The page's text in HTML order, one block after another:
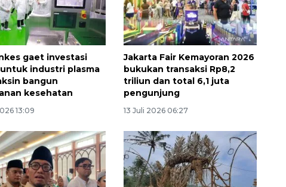
gaet investasi
industri plasma
bangun
kesehatan
13:09
Jakarta Fair Kemayoran 2026
bukukan transaksi Rp8,2
triliun dan total 6,1 juta
pengunjung
13 Juli 2026 06:27
160 ribu sambungan baru
jaringan gas 2026
2026-08-07 18:00:00